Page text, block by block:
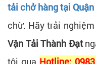
tải chở hàng tại Quận
chừ. Hãy trải
Vận Tải Thành Đạt
tôi qua Hotline: